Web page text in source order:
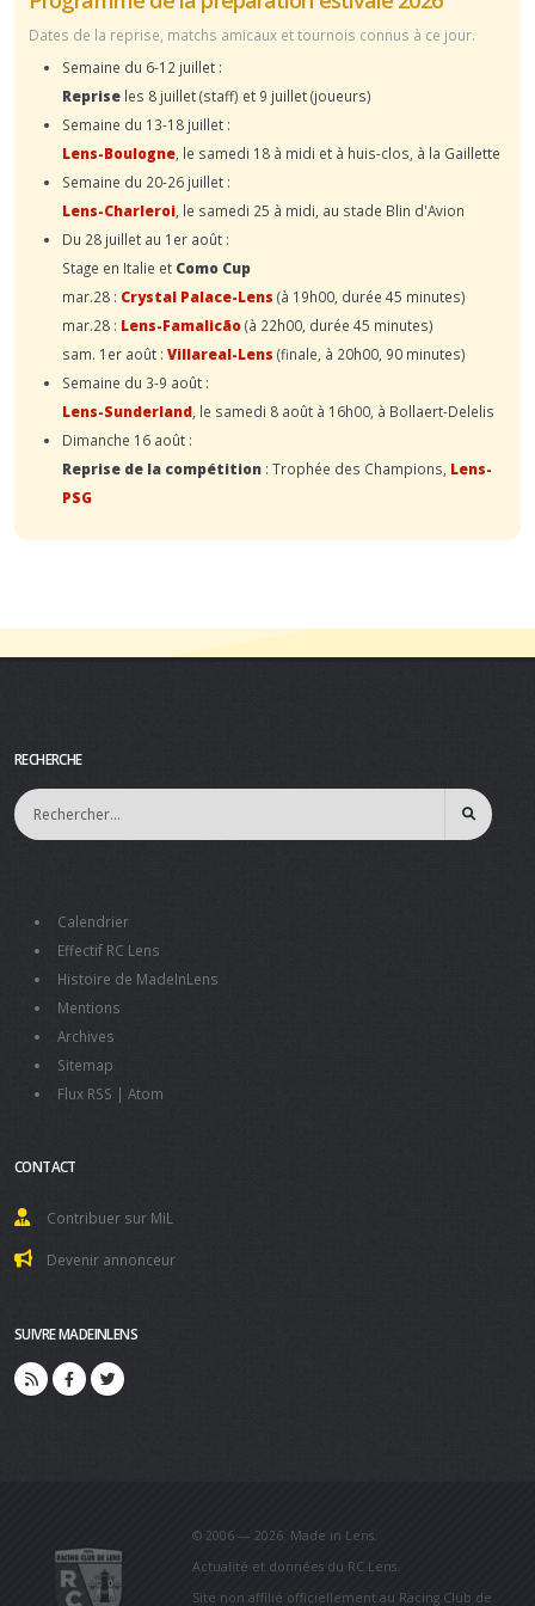
Dates de la reprise, matchs amicaux et tournois connus à ce jour.
Semaine du 6-12 juillet :
Reprise les 8 juillet (staff) et 9 juillet (joueurs)
Semaine du 13-18 juillet :
Lens-Boulogne , le samedi 18 à midi et à huis-clos, à la Gaillette
Semaine du 20-26 juillet :
Lens-Charleroi , le samedi 25 à midi, au stade Blin d'Avion
Du 28 juillet au 1er août :
Stage en Italie et Como Cup
mar.28 : Crystal Palace-Lens (à 19h00, durée 45 minutes)
mar.28 : Lens-Famalicão(à 22h00, durée 45 minutes)
sam. 1er août : Villareal-Lens (finale, à 20h00, 90 minutes)
Semaine du 3-9 août :
Lens-Sunderland , le samedi 8 août à 16h00, à Bollaert-Delelis
Dimanche 16 août :
Reprise de la compétition : Trophée des Champions, Lens-
PSG
RECHERCHE
Calendrier
Effectif RC Lens
Histoire de MadeInLens
Mentions
Archives
Sitemap
Flux RSS | Atom
CONTACT
Contribuer sur MiL
Devenir annonceur
SUIVRE MADEINLENS
© 2006 — 2026. Made in Lens.
Actualité et données du RC Lens.
Site non affilié officiellement au Racing Club de